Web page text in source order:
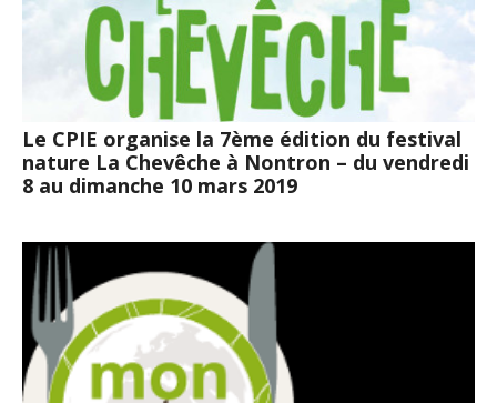
Le CPIE organise la 7ème édition du festival
nature La Chevêche à Nontron – du vendredi
8 au dimanche 10 mars 2019